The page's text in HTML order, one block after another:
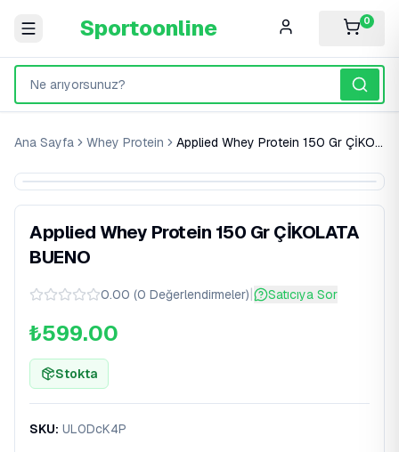
Sportoonline 0
Ana Sayfa Whey Protein Applied Whey Protein 150 Gr ÇİKOLATA BUENO
Applied Whey Protein 150 Gr ÇİKOLATA
BUENO
0.00 (0 Değerlendirmeler)| Satıcıya Sor
₺599.00
Stokta
SKU: UL0DcK4P